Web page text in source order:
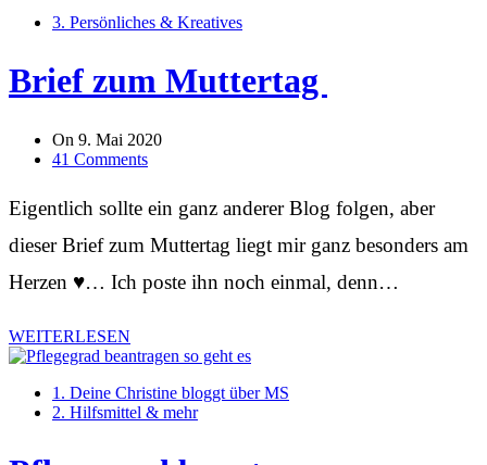
3. Persönliches & Kreatives
Brief zum Muttertag
On 9. Mai 2020
41 Comments
Eigentlich sollte ein ganz anderer Blog folgen, aber
dieser Brief zum Muttertag liegt mir ganz besonders am
Herzen ♥️… Ich poste ihn noch einmal, denn…
WEITERLESEN
1. Deine Christine bloggt über MS
2. Hilfsmittel & mehr